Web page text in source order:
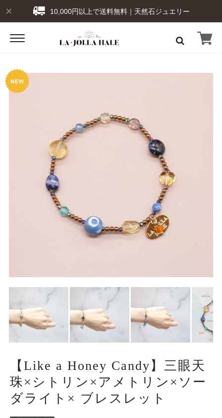
10,000円以上で送料無料｜天然石ジュエリー
【Like a Honey Candy】三眼天
珠×シトリン×アメトリン×ソー
ダライト× ブレスレット